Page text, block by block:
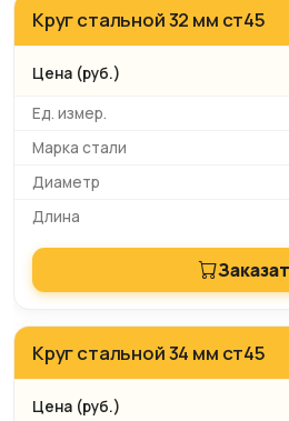
Круг стальной 32 мм ст45
Круг стальной 34 мм ст45